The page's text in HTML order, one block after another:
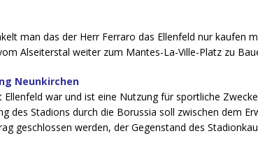
man das der Herr Ferraro das Ellenfeld nur kaufen
Alseiterstal weiter zum Mantes-La-Ville-Platz zu
Neunkirchen
Ellenfeld war und ist eine Nutzung für sportliche
des Stadions durch die Borussia soll zwischen dem
geschlossen werden, der Gegenstand des